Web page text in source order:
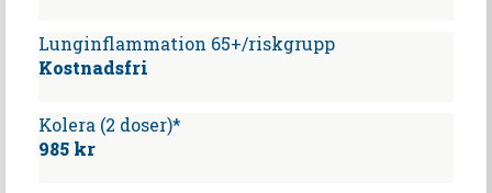
Lunginflammation 65+/riskgrupp
Kostnadsfri
Kolera (2 doser)*
985 kr